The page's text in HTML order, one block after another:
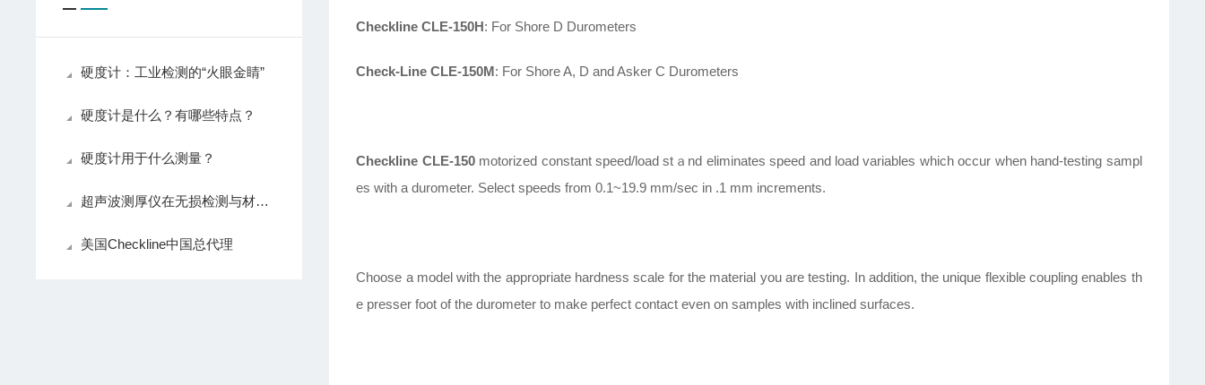
Checkline CLE-150H: For Shore D Durometers
Check-Line CLE-150M: For Shore A, D and Asker C Durometers
Checkline CLE-150motorized constant speed/load stａnd eliminates speed and load variables which occur when hand-testing sampl
es with a durometer. Select speeds from 0.1~19.9 mm/sec in .1 mm increments.
Choose a model with the appropriate hardness scale for the material you are testing. In addition, the unique flexible coupling enables th
e presser foot of the durometer to make perfect contact even on samples with inclined surfaces.
硬度计：工业检测的“火眼金睛”
硬度计是什么？有哪些特点？
硬度计用于什么测量？
超声波测厚仪在无损检测与材料评估中的应用
美国Checkline中国总代理